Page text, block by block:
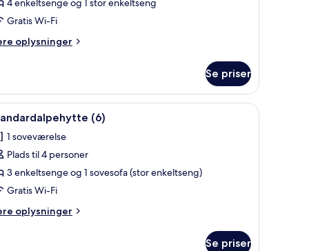
4 enkeltsenge og 1 stor enkeltseng
Gratis Wi-Fi
oplysninger
Se priser
veranda og en lille have. En overdækket terrasse med et træbord,
4 (6)
1 soveværelse
Plads til 4 personer
3 enkeltsenge og 1 sovesofa (stor enkeltseng)
Gratis Wi-Fi
oplysninger
Se priser